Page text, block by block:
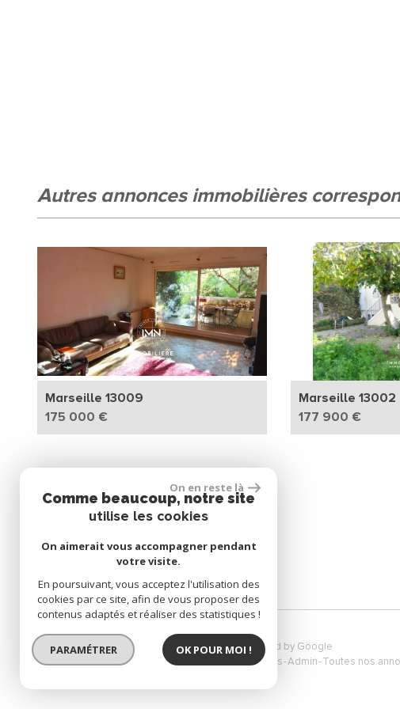
autres annonces immobilières
Marseille 13009
175 000 €
Marseille 13002
177 900 €
NOUS SUIVRE
© 2026 | Tous droits réservés | Traduction powered by Google
Plan du site Mentions légales Nos honoraires Liens Admin Toutes nos
On en reste là
Comme beaucoup, notre site
utilise les cookies
On aimerait vous accompagner pendant
votre visite.
En poursuivant, vous acceptez l'utilisation des
cookies par ce site, afin de vous proposer des
contenus adaptés et réaliser des statistiques !
PARAMÉTRER OK POUR MOI !